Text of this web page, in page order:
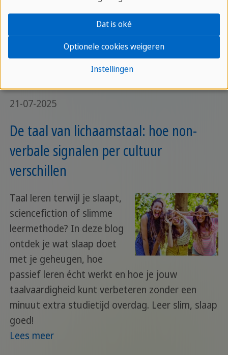
Taal leren begint met durven.
21-07-2025
De taal van lichaamstaal: hoe non-
verbale signalen per cultuur
verschillen
Taal leren terwijl je slaapt,
sciencefiction of slimme
leermethode? In deze blog
ontdek je wat slaap doet
met je geheugen, hoe
passief leren écht werkt en hoe je jouw
taalvaardigheid kunt verbeteren zonder een
minuut extra studietijd overdag. Leer slim, slaap
goed!
Lees meer
Instellingen
Optionele cookies weigeren
Dat is oké